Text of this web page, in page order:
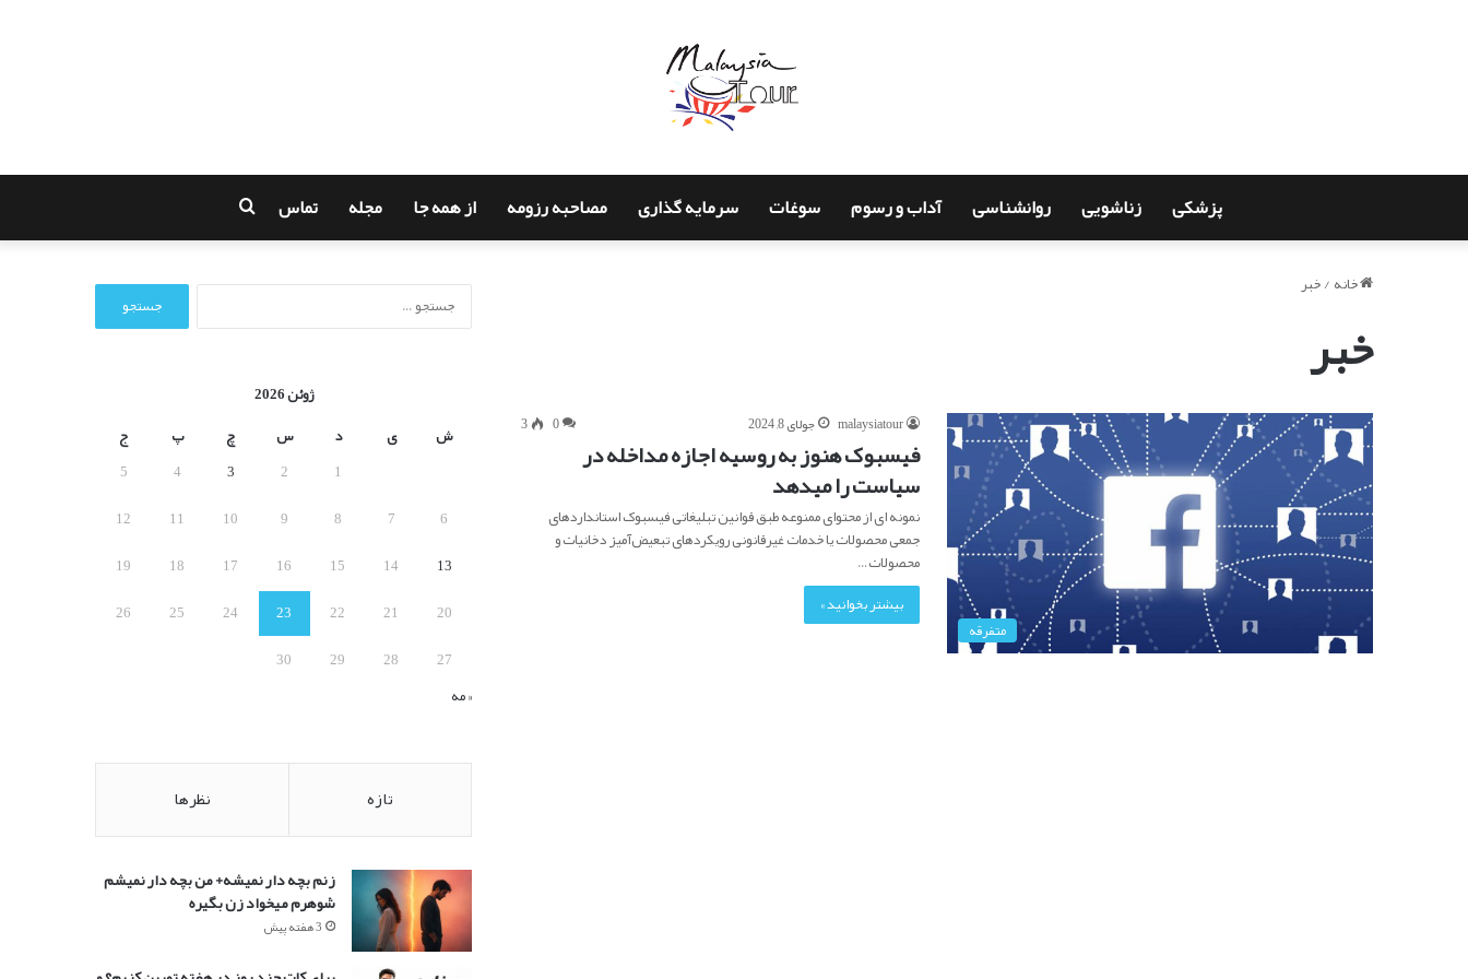
پزشکی زناشویی روانشناسی آداب و رسوم سوغات سرمایه گذاری مصاحبه رزومه از همه جا مجله تماس
خانه/خبر
خبر
متفرقه
malaysiatour جولای 8, 2024 0
3
فیسبوک هنوز به روسیه اجازه مداخله در
سیاست را میدهد
نمونه ای از محتوای ممنوعه طبق قوانین تبلیغاتی فیسبوک استانداردهای
جمعی محصولات یا خدمات غیرقانونی رویکردهای تبعیض‌آمیز دخانیات و
محصولات…
بیشتر بخوانید »
ج
ژوئن 2026
ش
ی د س چ پ
ج
1
2
3
4
5
6
7
8
9
10
11
12
13
14
15
16
17
18
19
20
21
22
23
24
25
26
27
28
29
30
« مه
تازه نظرها
زنم بچه دار نمیشه+ من بچه دار نمیشم
شوهرم میخواد زن بگیره
3 هفته پیش